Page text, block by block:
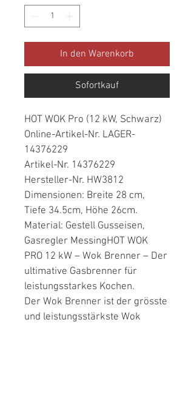
In den Warenkorb
Sofortkauf
HOT WOK Pro (12 kW, Schwarz)
Online-Artikel-Nr. LAGER-
14376229
Artikel-Nr. 14376229
Hersteller-Nr. HW3812
Dimensionen: Breite 28 cm,
Tiefe 34.5cm, Höhe 26cm.
Material: Gestell Gusseisen,
Gasregler MessingHOT WOK
PRO 12 kW – Wok Brenner – Der
ultimative Gasbrenner für
leistungsstarkes Kochen.
Der Wok Brenner ist der grösste
und leistungsstärkste Wok